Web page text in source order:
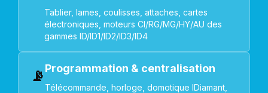
Tablier, lames, coulisses, attaches, cartes
électroniques, moteurs CI/RG/MG/HY/AU des
gammes ID/ID1/ID2/ID3/ID4
📡Programmation & centralisation
Télécommande, horloge, domotique IDiamant,